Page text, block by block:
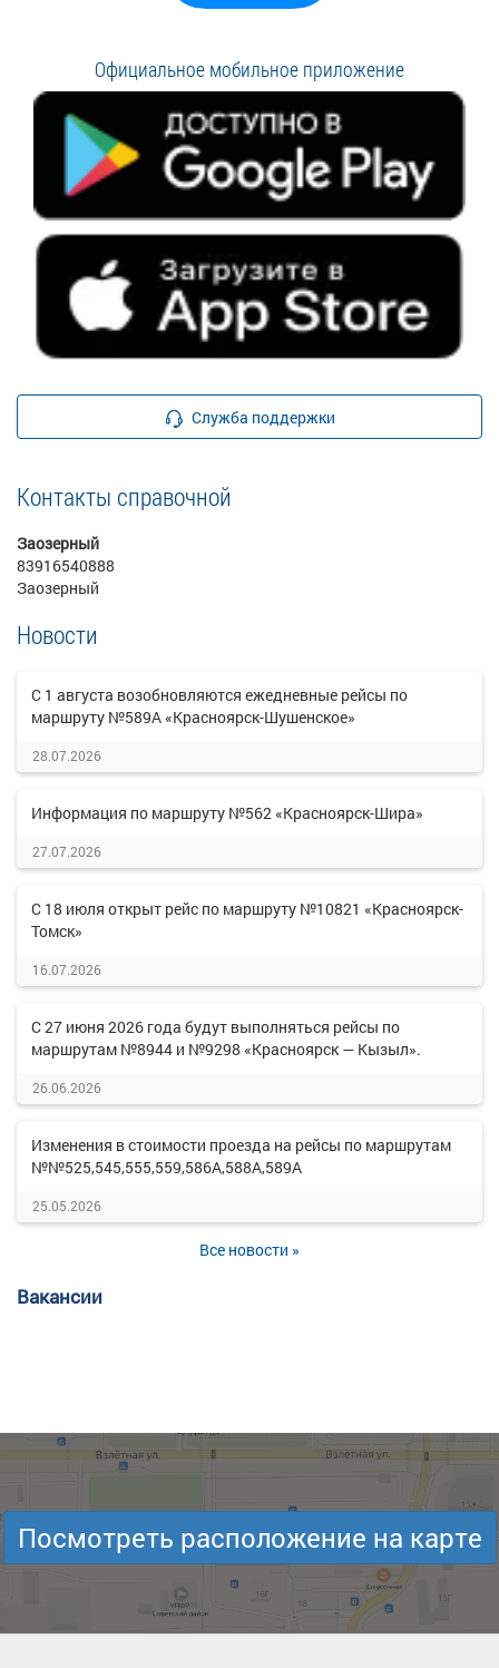
Официальное мобильное приложение
Служба поддержки
Контакты справочной
Заозерный
83916540888
Заозерный
Новости
С 1 августа возобновляются ежедневные рейсы по
маршруту №589А «Красноярск-Шушенское»
28.07.2026
Информация по маршруту №562 «Красноярск-Шира»
27.07.2026
С 18 июля открыт рейс по маршруту №10821 «Красноярск-
Томск»
16.07.2026
С 27 июня 2026 года будут выполняться рейсы по
маршрутам №8944 и №9298 «Красноярск — Кызыл».
26.06.2026
Изменения в стоимости проезда на рейсы по маршрутам
№№525,545,555,559,586А,588А,589А
25.05.2026
Все новости »
Вакансии
Посмотреть расположение на карте